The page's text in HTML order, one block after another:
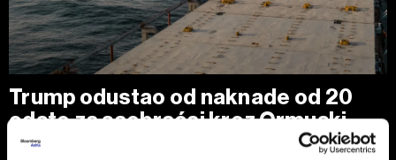
Trump odustao od naknade od 20
odsto za saobraćaj kroz Ormuski
moreuz